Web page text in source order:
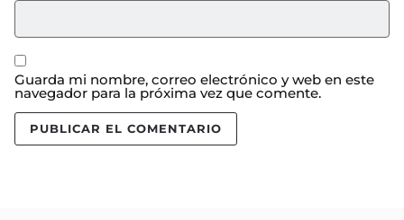
Guarda mi nombre, correo electrónico y web en este
navegador para la próxima vez que comente.